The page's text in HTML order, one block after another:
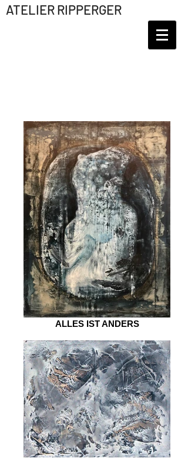
ATELIER RIPPERGER
ALLES IST ANDERS